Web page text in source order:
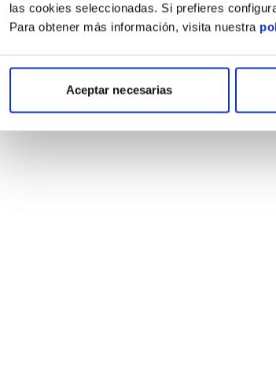
las cookies seleccionadas. Si prefieres
Para obtener más información, visita nuestra
Aceptar necesarias